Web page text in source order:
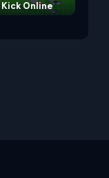
Online